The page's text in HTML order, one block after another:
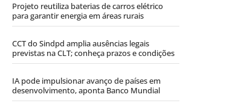
Projeto reutiliza baterias de carros elétrico
para garantir energia em áreas rurais
CCT do Sindpd amplia ausências legais
previstas na CLT; conheça prazos e condições
IA pode impulsionar avanço de países em
desenvolvimento, aponta Banco Mundial